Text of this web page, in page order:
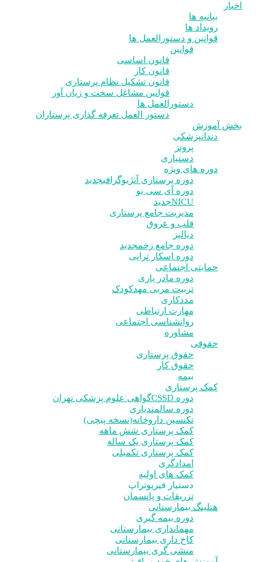
اخبار
بیانیه ها
رویداد ها
قوانین و دستورالعمل ها
قوانین
قانون اساسی
قانون کار
قانون تشکیل نظام پرستاری
قوانین مشاغل سخت و زیان آور
دستورالعمل ها
دستور العمل تعرفه گذاری پرستاران
بخش آموزش
دندانپزشکی
پروتز
دستیاری
دوره های ویژه
دوره پرستاری آنژیوگرافیجدید
دوره آی سی یو
NICUجدید
مدیریت جامع پرستاری
قلب و عروق
دیالیز
دوره جامع زخمجدید
دوره اسکار تراپی
حمایتی اجتماعی
دوره مادر یاری
تربیت مربی مهدکودک
مددکاری
مهارت ارتباطی
روانشناسی اجتماعی
مشاوره
حقوقی
حقوق پرستاری
حقوق کار
بیمه
کمک پرستاری
دوره CSSD
گواهی علوم پزشکی تهران
دوره سالمندیاری
تکنسین داروخانه(نسخه پیچی)
کمک پرستاری شش ماهه
کمک پرستاری یک ساله
کمک پرستاری تکمیلی
امدادگری
کمک های اولیه
دستیار فیزیوتراپ
تزریقات و پانسمان
هتلینگ بیمارستانی
دوره بیمه گیری
مهمانداری بیمارستانی
کاخ داری بیمارستانی
منشی گری بیمارستانی